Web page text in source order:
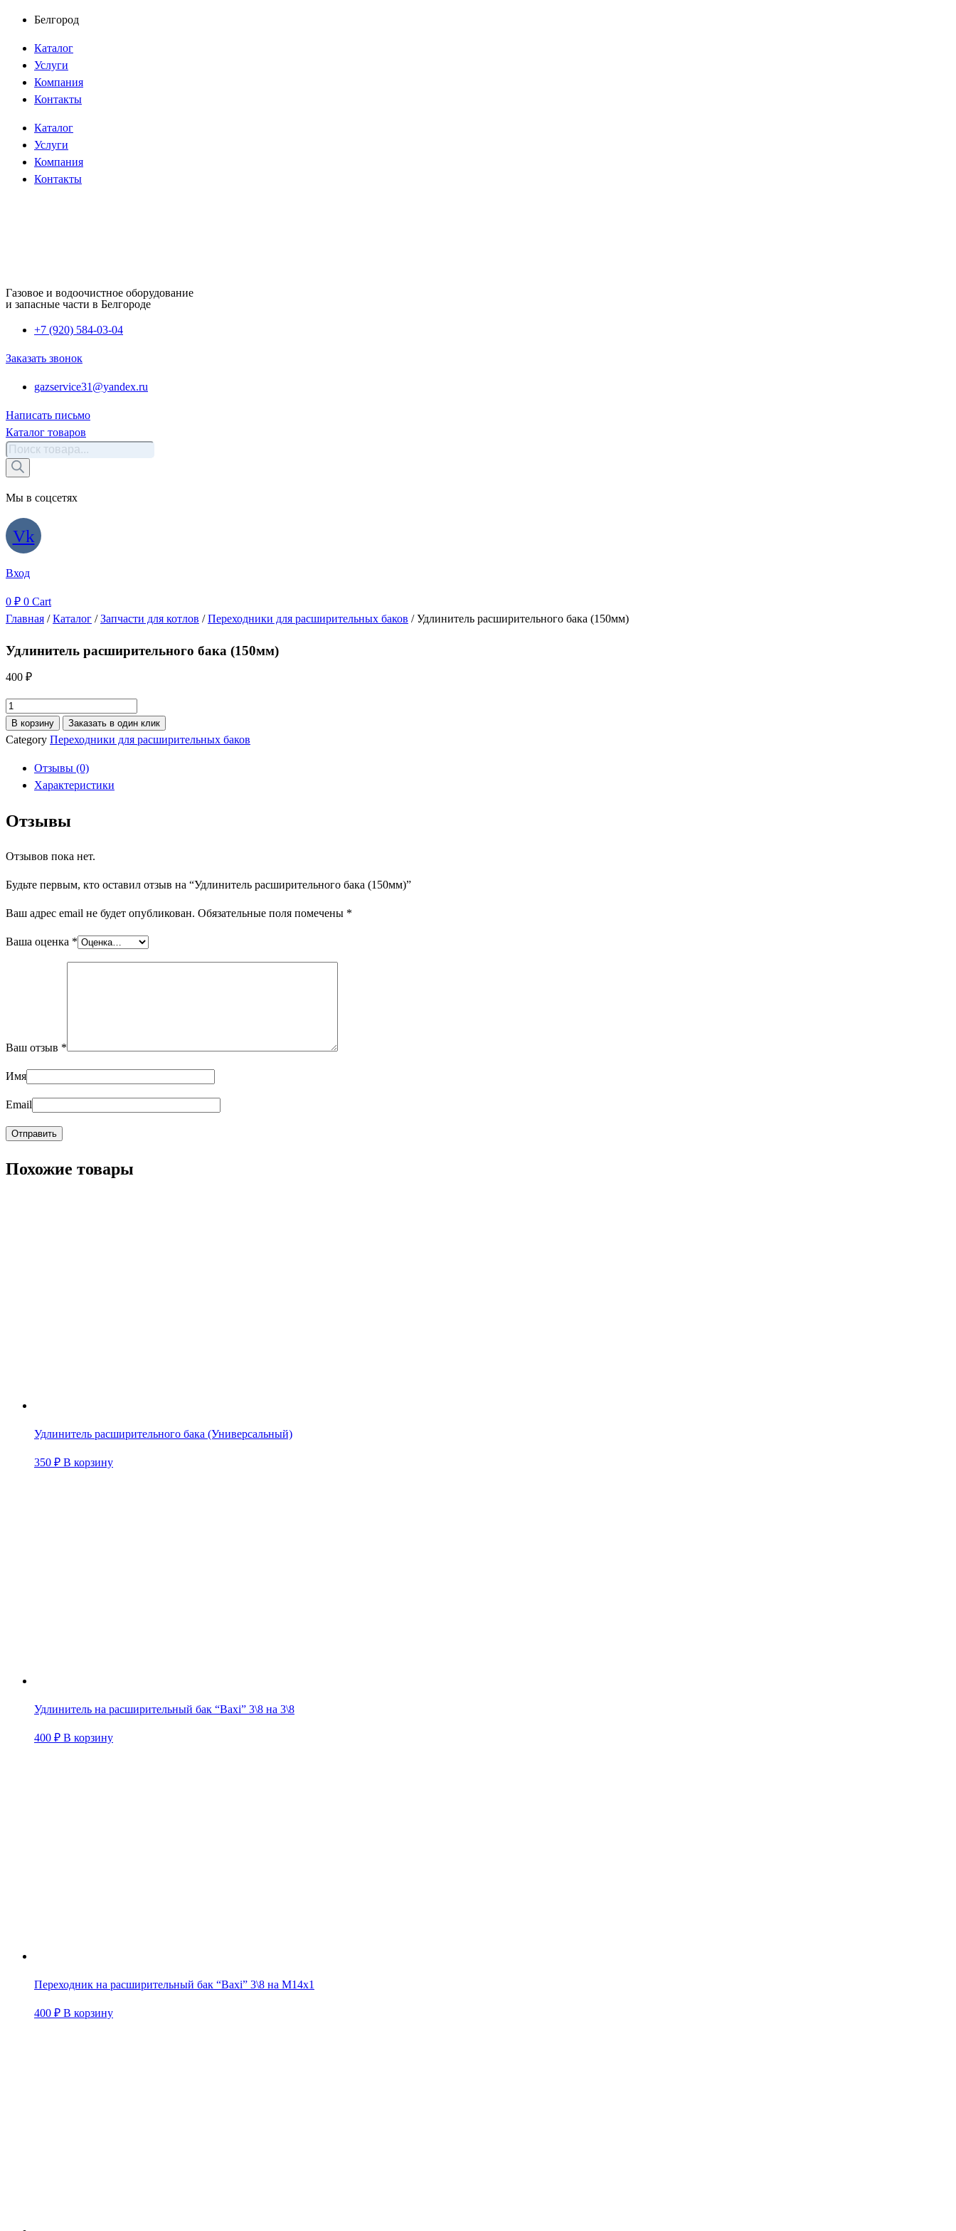
Перейти
содержимому
Белгород
Каталог
Услуги
Компания
Контакты
Каталог
Услуги
Компания
Контакты
Газовое и водоочистное оборудование
и запасные части в Белгороде
+7 (920) 584-03-04
Заказать звонок
gazservice31@yandex.ru
Написать письмо
Каталог товаров
Поиск
товаров
Мы в соцсетях
Vk
Вход
0 ₽ 0 Cart
Главная /Каталог /Запчасти для котлов /Переходники для расширительных баков / Удлинитель расширительного бака (150мм)
Удлинитель расширительного бака (150мм)
400 ₽
Количество
товара
Удлинитель
бака
(150мм)
В корзину Заказать в один клик
Category Переходники для расширительных баков
Отзывы (0)
Характеристики
Отзывы
Отзывов пока нет.
Будьте первым, кто оставил отзыв на “Удлинитель расширительного бака (150мм)”
Ваш адрес email не будет опубликован. Обязательные поля помечены *
Ваша оценка *
Ваш отзыв *
Имя
Email
Похожие товары
Удлинитель расширительного бака (Универсальный)
350 ₽ В корзину
Удлинитель на расширительный бак “Baxi” 3\8 на 3\8
400 ₽ В корзину
Переходник на расширительный бак “Baxi” 3\8 на М14х1
400 ₽ В корзину